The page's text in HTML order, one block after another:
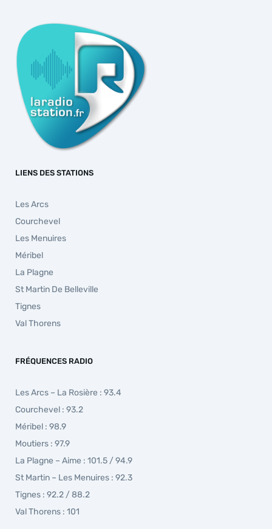
LIENS DES STATIONS
Les Arcs
Courchevel
Les Menuires
Méribel
La Plagne
St Martin De Belleville
Tignes
Val Thorens
FRÉQUENCES RADIO
Les Arcs – La Rosière : 93.4
Courchevel : 93.2
Méribel : 98.9
Moutiers : 97.9
La Plagne – Aime : 101.5 / 94.9
St Martin – Les Menuires : 92.3
Tignes : 92.2 / 88.2
Val Thorens : 101